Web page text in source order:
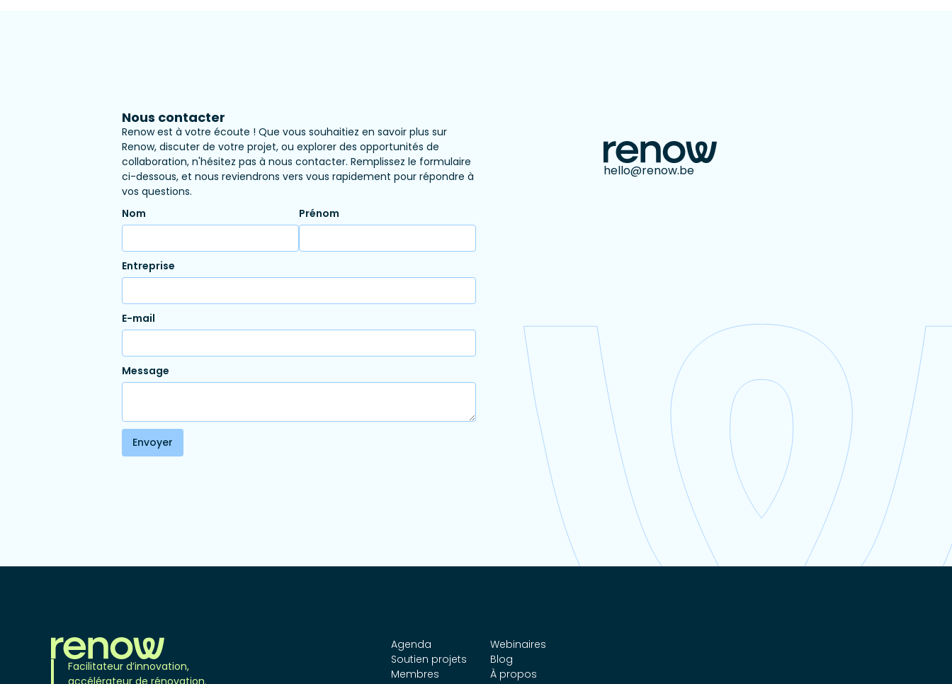
Nous contacter
Renow est à votre écoute ! Que vous souhaitiez en savoir plus sur
Renow, discuter de votre projet, ou explorer des opportunités de
collaboration, n'hésitez pas à nous contacter. Remplissez le formulaire
ci-dessous, et nous reviendrons vers vous rapidement pour répondre à
vos questions.
Nom
Prénom
Entreprise
E-mail
Message
hello@renow.be
Facilitateur d’innovation,
accélérateur de rénovation.
Agenda
Soutien projets
Membres
Webinaires
Blog
À propos